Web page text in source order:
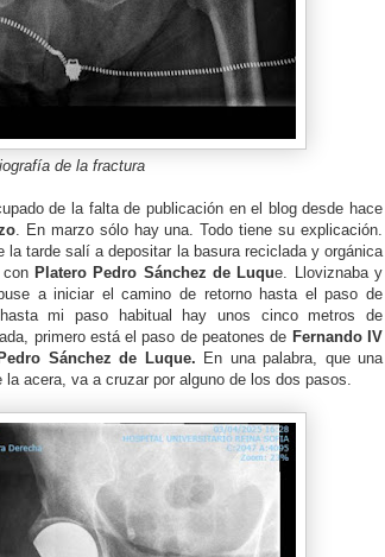
de la fractura
de la falta de publicación en el blog desde hace
. En marzo sólo hay una. Todo tiene su explicación.
la tarde salí a depositar la basura reciclada y orgánica
Platero Pedro Sánchez de Luque. Lloviznaba y
a iniciar el camino de retorno hasta el paso de
mi paso habitual hay unos cinco metros de
primero está el paso de peatones de Fernando IV
Sánchez de Luque. En una palabra, que una
acera, va a cruzar por alguno de los dos pasos.